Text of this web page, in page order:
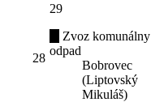
28
29
Zvoz komunálny
odpad
Bobrovec
(Liptovský
Mikuláš)